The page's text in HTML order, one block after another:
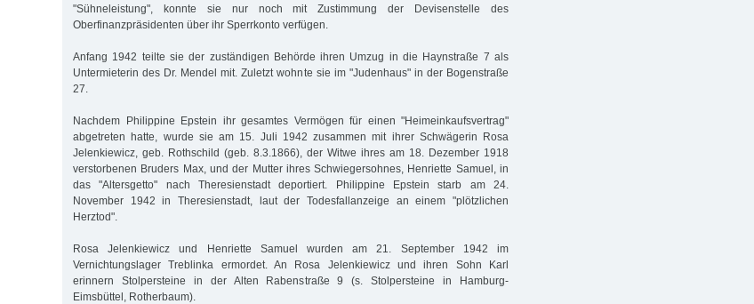
"Sühneleistung", konnte sie nur noch mit Zustimmung der Devisenstelle des
Oberfinanzpräsidenten über ihr Sperrkonto verfügen.
Anfang 1942 teilte sie der zuständigen Behörde ihren Umzug in die Haynstraße 7 als
Untermieterin des Dr. Mendel mit. Zuletzt wohnte sie im "Judenhaus" in der Bogenstraße
27.
Nachdem Philippine Epstein ihr gesamtes Vermögen für einen "Heimeinkaufsvertrag"
abgetreten hatte, wurde sie am 15. Juli 1942 zusammen mit ihrer Schwägerin Rosa
Jelenkiewicz, geb. Rothschild (geb. 8.3.1866), der Witwe ihres am 18. Dezember 1918
verstorbenen Bruders Max, und der Mutter ihres Schwiegersohnes, Henriette Samuel, in
das "Altersgetto" nach Theresienstadt deportiert. Philippine Epstein starb am 24.
November 1942 in Theresienstadt, laut der Todesfallanzeige an einem "plötzlichen
Herztod".
Rosa Jelenkiewicz und Henriette Samuel wurden am 21. September 1942 im
Vernichtungslager Treblinka ermordet. An Rosa Jelenkiewicz und ihren Sohn Karl
erinnern Stolpersteine in der Alten Rabenstraße 9 (s. Stolpersteine in Hamburg-
Eimsbüttel, Rotherbaum).